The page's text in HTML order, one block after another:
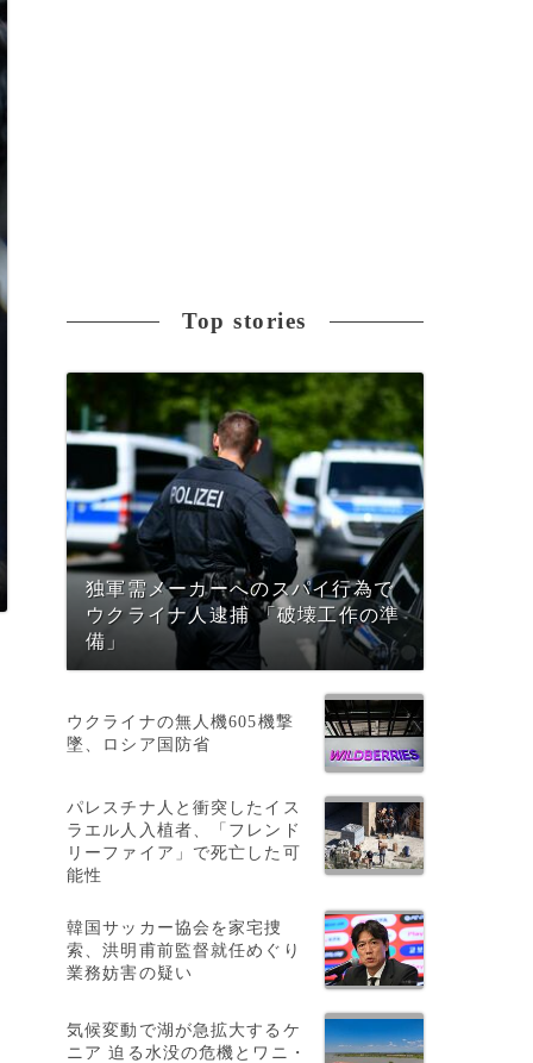
Top stories
独軍需メーカーへのスパイ行為で
ウクライナ人逮捕 「破壊工作の準
備」
ウクライナの無人機605機撃
墜、ロシア国防省
パレスチナ人と衝突したイス
ラエル人入植者、「フレンド
リーファイア」で死亡した可
能性
韓国サッカー協会を家宅捜
索、洪明甫前監督就任めぐり
業務妨害の疑い
気候変動で湖が急拡大するケ
ニア 迫る水没の危機とワニ・